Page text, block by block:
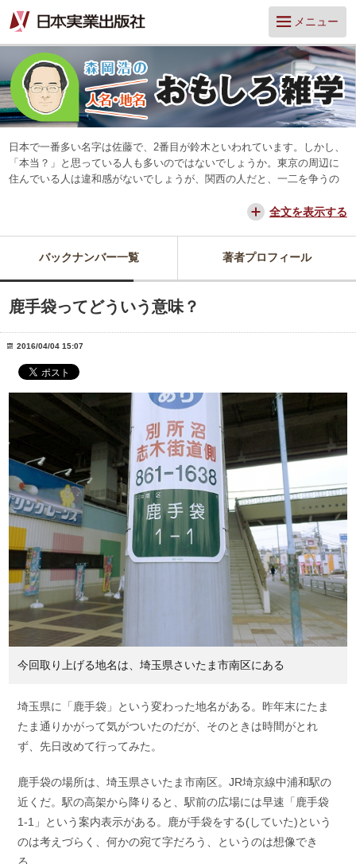
メニュー
日本で一番多い名字は佐藤で、2番目が鈴木といわれています。しかし、
「本当？」と思っている人も多いのではないでしょうか。東京の周辺に
住んでいる人は違和感がないでしょうが、関西の人だと、一二を争うの
交通が便利になって、東京からだと、離島や山中を除いてほとんどの所
思っています。
全文を表示する
バックナンバー一覧 著者プロフィール
鹿手袋ってどういう意味？
2016/04/04 15:07
今回取り上げる地名は、埼玉県さいたま市南区にある
埼玉県に「鹿手袋」という変わった地名がある。昨年末にたま
たま通りかがって気がついたのだが、そのときは時間がとれ
ず、先日改めて行ってみた。
鹿手袋の場所は、埼玉県さいたま市南区。JR埼京線中浦和駅の
近くだ。駅の高架から降りると、駅前の広場には早速「鹿手袋
1-1」という案内表示がある。鹿が手袋をする(していた)という
のは考えづらく、何かの宛て字だろう、というのは想像でき